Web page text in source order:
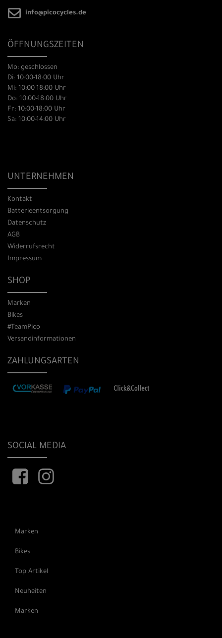
info@picocycles.de
ÖFFNUNGSZEITEN
Mo: geschlossen
Di: 10:00-18:00 Uhr
Mi: 10:00-18:00 Uhr
Do: 10:00-18:00 Uhr
Fr: 10:00-18:00 Uhr
Sa: 10:00-14:00 Uhr
UNTERNEHMEN
Kontakt
Batterieentsorgung
Datenschutz
AGB
Widerrufsrecht
Impressum
SHOP
Marken
Bikes
#TeamPico
Versandinformationen
ZAHLUNGSARTEN
SOCIAL MEDIA
Marken
Bikes
Top Artikel
Neuheiten
Marken